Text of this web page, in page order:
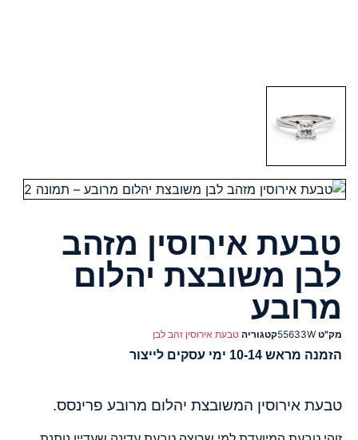
טבעת אירוסין מזהב
לבן משובצת יהלום
מרובע
מק"ט 55633Wקטגוריה טבעת אירוסין זהב לבן
הזמנה מראש 10-14 ימי עסקים לייצור
טבעת אירוסין המשובצת יהלום מרובע פרינסס.